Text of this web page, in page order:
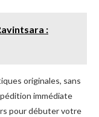
:
originales, sans
immédiate
pour débuter votre